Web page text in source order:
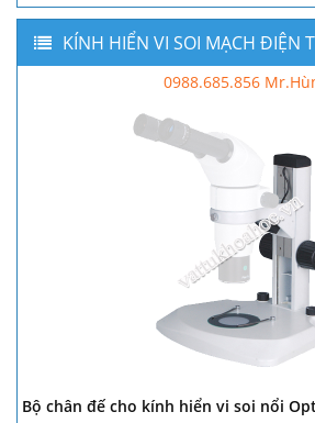
KÍNH HIỂN VI SOI MẠCH ĐIỆN
0988.685.856
Bộ chân đế cho kính hiển vi soi nổi